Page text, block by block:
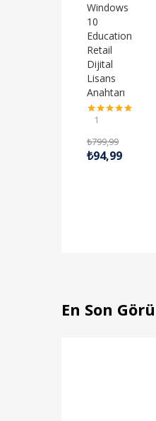
Windows
10
Education
Retail
Dijital
Lisans
Anahtarı
5 üzerinden
1
₺799,99
₺94,99
En Son